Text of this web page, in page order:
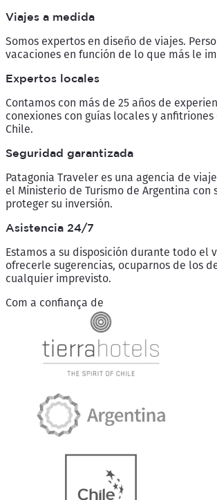
Viajes a medida
Somos expertos en diseño de viajes.
vacaciones en función de lo que más le
Expertos locales
Contamos con más de 25 años de
conexiones con guías locales y anfitriones
Chile.
Seguridad garantizada
Patagonia Traveler es una agencia de
el Ministerio de Turismo de Argentina con
proteger su inversión.
Asistencia 24/7
Estamos a su disposición durante todo el
ofrecerle sugerencias, ocuparnos de los
cualquier imprevisto.
Com a confiança de